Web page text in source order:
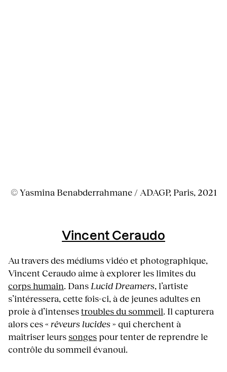
© Yasmina Benabderrahmane / ADAGP, Paris, 2021
Vincent Ceraudo
Au travers des médiums vidéo et photographique,
Vincent Ceraudo aime à explorer les limites du
corps humain. Dans Lucid Dreamers, l’artiste
s’intéressera, cette fois-ci, à de jeunes adultes en
proie à d’intensestroubles du sommeil. Il capturera
alors ces « rêveurs lucides» qui cherchent à
maîtriser leurs songespour tenter de reprendre le
contrôle du sommeil évanoui.